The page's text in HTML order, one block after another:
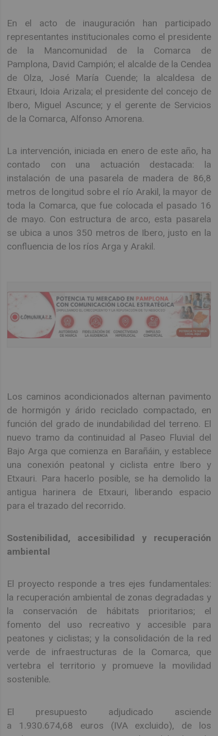
En el acto de inauguración han participado
representantes institucionales como el presidente
de la Mancomunidad de la Comarca de
Pamplona, David Campión; el alcalde de la Cendea
de Olza, José María Cuende; la alcaldesa de
Etxauri, Idoia Arizala; el presidente del concejo de
Ibero, Miguel Ascunce; y el gerente de Servicios
de la Comarca, Alfonso Amorena.
La intervención, iniciada en enero de este año, ha
contado con una actuación destacada: la
instalación de una pasarela de madera de 86,8
metros de longitud sobre el río Arakil, la mayor de
toda la Comarca, que fue colocada el pasado 16
de mayo. Con estructura de arco, esta pasarela
se ubica a unos 350 metros de Ibero, justo en la
confluencia de los ríos Arga y Arakil.
Los caminos acondicionados alternan pavimento
de hormigón y árido reciclado compactado, en
función del grado de inundabilidad del terreno. El
nuevo tramo da continuidad al Paseo Fluvial del
Bajo Arga que comienza en Barañáin, y establece
una conexión peatonal y ciclista entre Ibero y
Etxauri. Para hacerlo posible, se ha demolido la
antigua harinera de Etxauri, liberando espacio
para el trazado del recorrido.
Sostenibilidad, accesibilidad y recuperación
ambiental
El proyecto responde a tres ejes fundamentales:
la recuperación ambiental de zonas degradadas y
la conservación de hábitats prioritarios; el
fomento del uso recreativo y accesible para
peatones y ciclistas; y la consolidación de la red
verde de infraestructuras de la Comarca, que
vertebra el territorio y promueve la movilidad
sostenible.
El presupuesto adjudicado asciende
a 1.930.674,68 euros (IVA excluido), de los